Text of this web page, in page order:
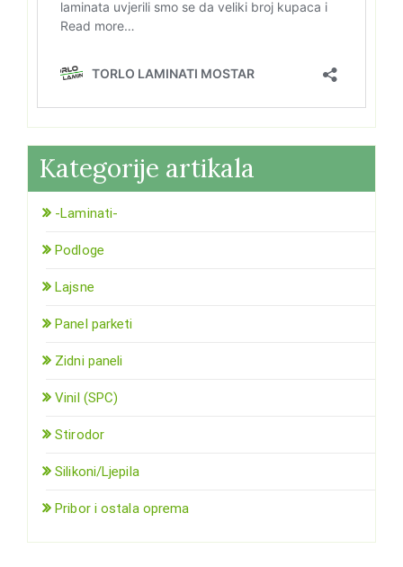
Kategorije artikala
-Laminati-
Podloge
Lajsne
Panel parketi
Zidni paneli
Vinil (SPC)
Stirodor
Silikoni/Ljepila
Pribor i ostala oprema